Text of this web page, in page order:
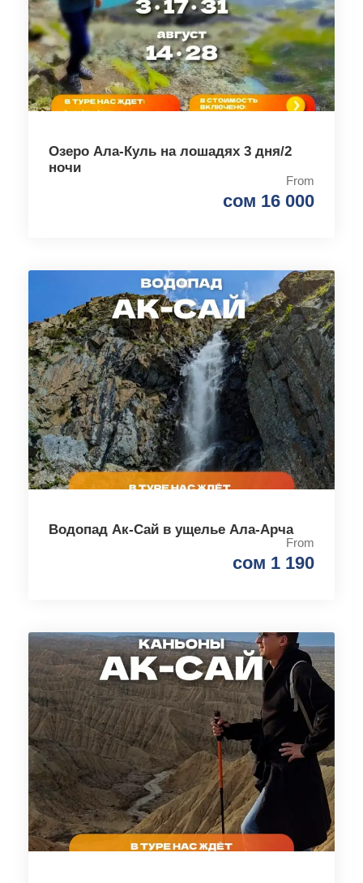
Озеро Ала-Куль на лошадях 3 дня/2
ночи
From
сом 16 000
Водопад Ак-Сай в ущелье Ала-Арча
From
сом 1 190